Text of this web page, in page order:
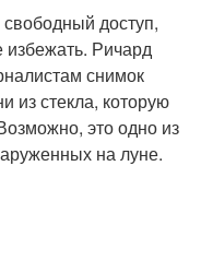
доступ,
Ричард
снимок
из стекла, которую
это одно из
на луне.